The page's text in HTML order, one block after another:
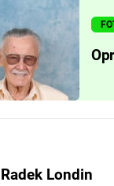
Radek Londin